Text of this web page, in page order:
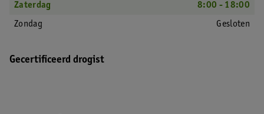
Zaterdag
8:00 - 18:00
Zondag
Gesloten
Gecertificeerd drogist